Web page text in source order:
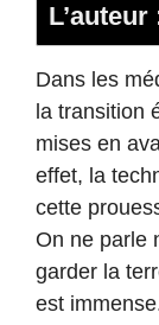
Dans les
la transition
mises en
effet, la
cette
On ne parle
garder la
est